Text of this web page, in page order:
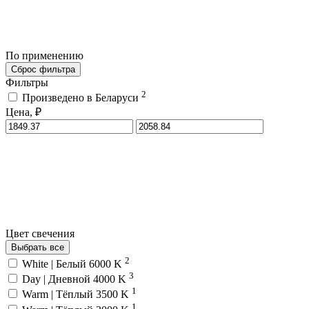
По применению
Сброс фильтра
Фильтры
Произведено в Беларуси 2
Цена, ₽
Цвет свечения
Выбрать все
White | Белый 6000 K 2
Day | Дневной 4000 K 3
Warm | Тёплый 3500 K 1
1